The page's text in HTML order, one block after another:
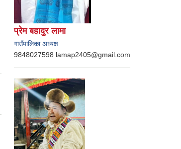
प्रेम बहादुर लामा
गाउँपालिका अध्यक्ष
9848027598 lamap2405@gmail.com